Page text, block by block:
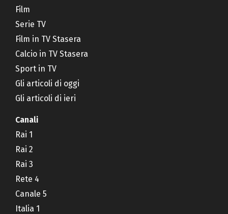
Film
Serie TV
Film in TV Stasera
Calcio in TV Stasera
Sport in TV
Gli articoli di oggi
Gli articoli di ieri
Canali
Rai 1
Rai 2
Rai 3
Rete 4
Canale 5
Italia 1